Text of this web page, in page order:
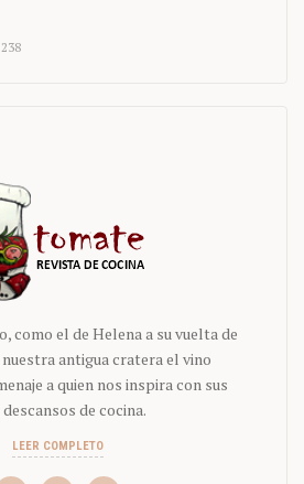
como el de Helena a su vuelta de
antigua cratera el vino
a quien nos inspira con sus
de cocina.
LEER COMPLETO